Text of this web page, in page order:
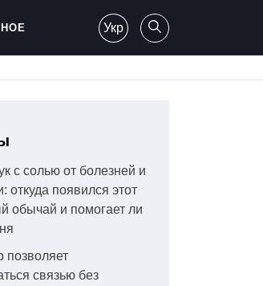
Укр
с солью от болезней и
откуда появился этот
обычай и помогает ли
позволяет
связью без